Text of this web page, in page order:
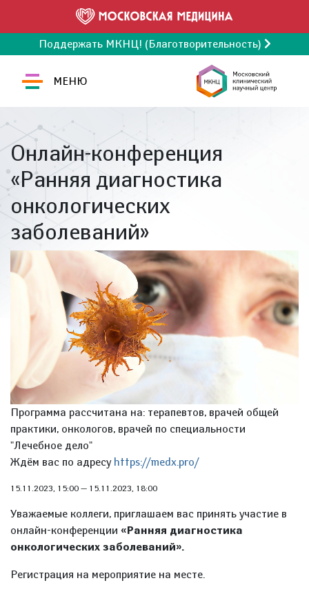
Поддержать МКНЦ! (Благотворительность)
МЕНЮ
Онлайн-конференция
«Ранняя диагностика
онкологических
заболеваний»
Программа рассчитана на: терапевтов, врачей общей
практики, онкологов, врачей по специальности
"Лечебное дело"
Ждём вас по адресу https://medx.pro/
15.11.2023, 15:00 — 15.11.2023, 18:00
Уважаемые коллеги, приглашаем вас принять участие в
онлайн-конференции «Ранняя диагностика
онкологических заболеваний».
Регистрация на мероприятие на месте.